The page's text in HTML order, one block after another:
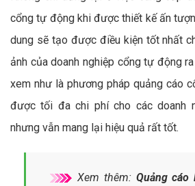
cổng tự động khi được thiết kế ấn
dung sẽ tạo được điều kiện tốt nhất
ảnh của doanh nghiệp cổng tự động
xem như là phương pháp quảng cáo
được tối đa chi phí cho các doanh
nhưng vẫn mang lại hiệu quả rất tốt.
Xem thêm: Quảng cáo